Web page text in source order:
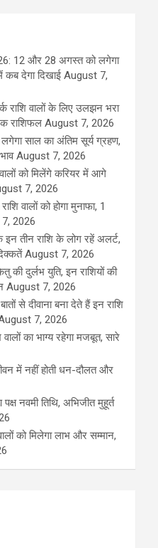
12 और 28 अगस्त को लगेगा
कब देगा दिखाई August 7,
वालों के लिए उलझन भरा
राशिफल August 7, 2026
साल का अंतिम सूर्य ग्रहण,
August 7, 2026
को मिलेंगे करियर में आगे
7, 2026
वालों को होगा मुनाफा, 1
2026
तीन राशि के लोग रहें अलर्ट,
August 7, 2026
की दुर्लभ युति, इन राशियों की
August 7, 2026
से दीवाना बना देते हैं इन राशि
7, 2026
का भाग्य रहेगा मजबूत, सारे
में नहीं होती धन-दौलत और
नवमी तिथि, अभिजीत मुहूर्त
को मिलेगा लाभ और सम्मान,